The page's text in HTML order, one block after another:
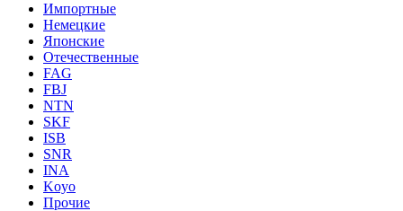
Импортные
Немецкие
Японские
Отечественные
FAG
FBJ
NTN
SKF
ISB
SNR
INA
Koyo
Прочие